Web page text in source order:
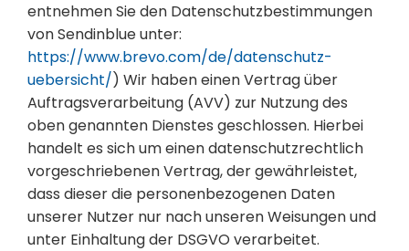
entnehmen Sie den Datenschutzbestimmungen
von Sendinblue unter:
https://www.brevo.com/de/datenschutz-
uebersicht/) Wir haben einen Vertrag über
Auftragsverarbeitung (AVV) zur Nutzung des
oben genannten Dienstes geschlossen. Hierbei
handelt es sich um einen datenschutzrechtlich
vorgeschriebenen Vertrag, der gewährleistet,
dass dieser die personenbezogenen Daten
unserer Nutzer nur nach unseren Weisungen und
unter Einhaltung der DSGVO verarbeitet.